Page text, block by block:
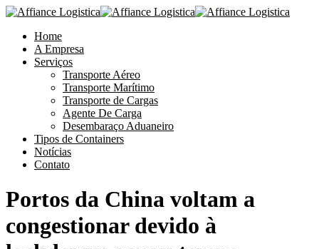
Home
A Empresa
Serviços
Transporte Aéreo
Transporte Marítimo
Transporte de Cargas
Agente De Carga
Desembaraço Aduaneiro
Tipos de Containers
Notícias
Contato
Portos da China voltam a
congestionar devido à